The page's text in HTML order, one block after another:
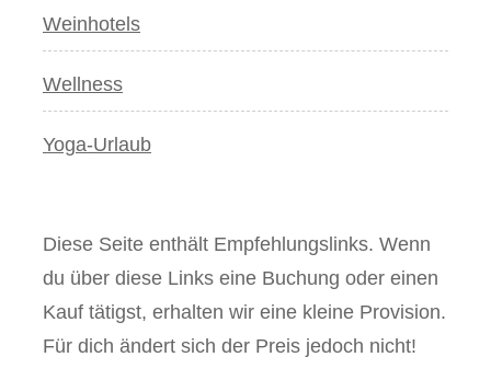
Weinhotels
Wellness
Yoga-Urlaub
Diese Seite enthält Empfehlungslinks. Wenn
du über diese Links eine Buchung oder einen
Kauf tätigst, erhalten wir eine kleine Provision.
Für dich ändert sich der Preis jedoch nicht!